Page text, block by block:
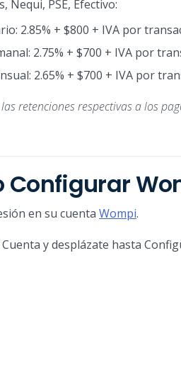
Nequi, PSE, Efectivo:
2.85% + $800 + IVA por
2.75% + $700 + IVA por
2.65% + $700 + IVA por
retenciones respectivas a los
Configurar
en su cuenta Wompi.
Cuenta y desplázate hasta